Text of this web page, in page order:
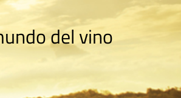
del vino